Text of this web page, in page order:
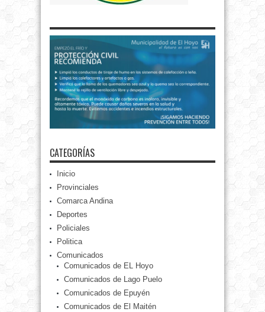
CATEGORÍAS
Inicio
Provinciales
Comarca Andina
Deportes
Policiales
Politica
Comunicados
Comunicados de EL Hoyo
Comunicados de Lago Puelo
Comunicados de Epuyén
Comunicados de El Maitén